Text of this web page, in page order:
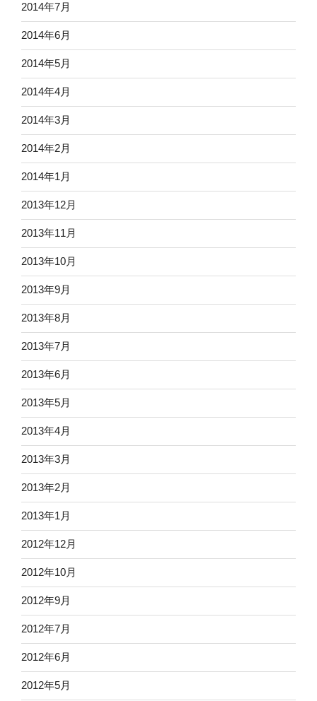
2014年7月
2014年6月
2014年5月
2014年4月
2014年3月
2014年2月
2014年1月
2013年12月
2013年11月
2013年10月
2013年9月
2013年8月
2013年7月
2013年6月
2013年5月
2013年4月
2013年3月
2013年2月
2013年1月
2012年12月
2012年10月
2012年9月
2012年7月
2012年6月
2012年5月